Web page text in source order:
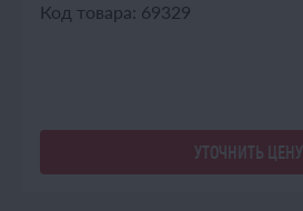
Код товара: 69329
УТОЧНИТЬ ЦЕНУ